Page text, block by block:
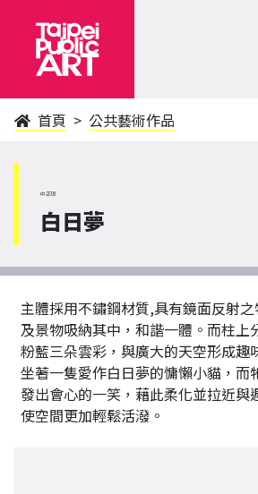
首頁 公共藝術作品
中正區
白日夢
主體採用不鏽鋼材質,具有鏡面反射
及景物吸納其中，和諧一體。而柱上
粉藍三朵雲彩，與廣大的天空形成趣
坐著一隻愛作白日夢的慵懶小貓，而
發出會心的一笑，藉此柔化並拉近與
使空間更加輕鬆活潑。